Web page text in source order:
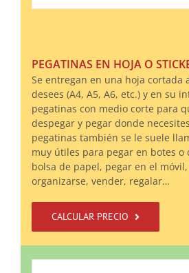
PEGATINAS EN HOJA O
Se entregan en una hoja cortada
desees (A4, A5, A6, etc.) y en su
pegatinas con medio corte para
despegar y pegar donde
pegatinas también se le suele
muy útiles para pegar en botes o
bolsa de papel, pegar en el
organizarse, vender, regalar…
CALCULAR PRECIO